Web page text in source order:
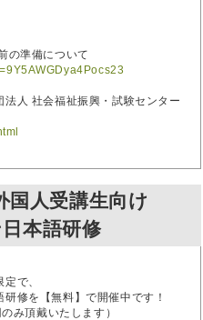
の準備について
人 社会福祉振興・試験センター
国人受講生向け
本語研修
で、
修を【無料】で開催中です！
み頂戴いたします）